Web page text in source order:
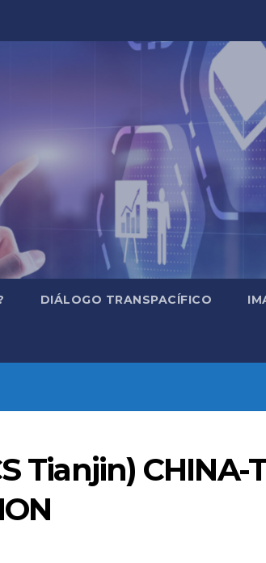
DIÁLOGO TRANSPACÍFICO
Tianjin) CHINA-